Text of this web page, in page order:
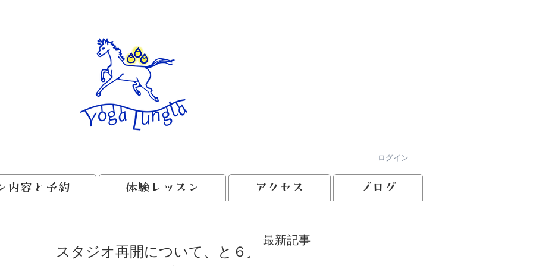
ログイン
内容と予約 体験レッスン アクセス ブログ
スタジオ再開について、と６月
最新記事